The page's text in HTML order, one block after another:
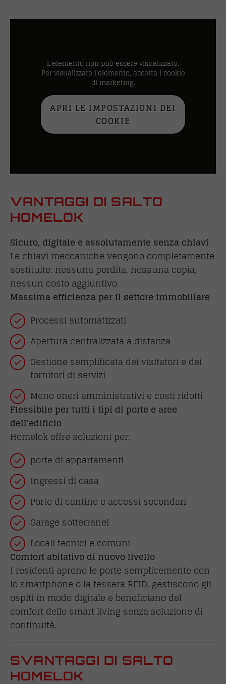
L'elemento non può essere visualizzato.
Per visualizzare l'elemento, accetta i cookie
di marketing.
APRI LE IMPOSTAZIONI DEI
COOKIE
VANTAGGI DI SALTO
HOMELOK
Sicuro, digitale e assolutamente senza chiavi
Le chiavi meccaniche vengono completamente
sostituite: nessuna perdita, nessuna copia,
nessun costo aggiuntivo.
Massima efficienza per il settore immobiliare
Processi automatizzati
Apertura centralizzata a distanza
Gestione semplificata dei visitatori e dei
fornitori di servizi
Meno oneri amministrativi e costi ridotti
Flessibile per tutti i tipi di porte e aree
dell'edificio
Homelok offre soluzioni per:
porte di appartamenti
Ingressi di casa
Porte di cantine e accessi secondari
Garage sotterranei
Locali tecnici e comuni
Comfort abitativo di nuovo livello
I residenti aprono le porte semplicemente con
lo smartphone o la tessera RFID, gestiscono gli
ospiti in modo digitale e beneficiano del
comfort dello smart living senza soluzione di
continuità.
SVANTAGGI DI SALTO
HOMELOK